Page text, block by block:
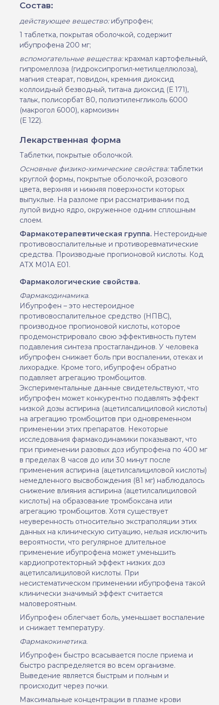
Состав:
действующее вещество:ибупрофен;
1 таблетка, покрытая оболочкой, содержит
ибупрофена 200 мг;
вспомогательные вещества: крахмал картофельный,
гипромеллоза (гидроксипропил-метилцеллюлоза),
магния стеарат, повидон, кремния диоксид
коллоидный безводный, титана диоксид (Е 171),
тальк, полисорбат 80, полиэтиленгликоль 6000
(макрогол 6000), кармоизин
(Е 122).
Лекарственная форма
Таблетки, покрытые оболочкой.
Основные физико-химические свойства:таблетки
круглой формы, покрытые оболочкой, розового
цвета, верхняя и нижняя поверхности которых
выпуклые. На разломе при рассматривании под
лупой видно ядро, окруженное одним сплошным
слоем.
Фармакотерапевтическая группа. Нестероидные
противовоспалительные и противоревматические
средства. Производные пропионовой кислоты. Код
АТХ М01А Е01.
Фармакологические свойства.
Фармакодинамика.
Ибупрофен – это нестероидное
противовоспалительное средство (НПВС),
производное пропионовой кислоты, которое
продемонстрировало свою эффективность путем
подавления синтеза простагландинов. У человека
ибупрофен снижает боль при воспалении, отеках и
лихорадке. Кроме того, ибупрофен обратно
подавляет агрегацию тромбоцитов.
Экспериментальные данные свидетельствуют, что
ибупрофен может конкурентно подавлять эффект
низкой дозы аспирина (ацетилсалициловой кислоты)
на агрегацию тромбоцитов при одновременном
применении этих препаратов. Некоторые
исследования фармакодинамики показывают, что
при применении разовых доз ибупрофена по 400 мг
в пределах 8 часов до или 30 минут после
применения аспирина (ацетилсалициловой кислоты)
немедленного высвобождения (81 мг) наблюдалось
снижение влияния аспирина (ацетилсалициловой
кислоты) на образование тромбоксана или
агрегацию тромбоцитов. Хотя существует
неуверенность относительно экстраполяции этих
данных на клиническую ситуацию, нельзя исключить
вероятности, что регулярное длительное
применение ибупрофена может уменьшить
кардиопротекторный эффект низких доз
ацетилсалициловой кислоты. При
несистематическом применении ибупрофена такой
клинически значимый эффект считается
маловероятным.
Ибупрофен облегчает боль, уменьшает воспаление
и снижает температуру.
Фармакокинетика.
Ибупрофен быстро всасывается после приема и
быстро распределяется во всем организме.
Выведение является быстрым и полным и
происходит через почки.
Максимальные концентрации в плазме крови